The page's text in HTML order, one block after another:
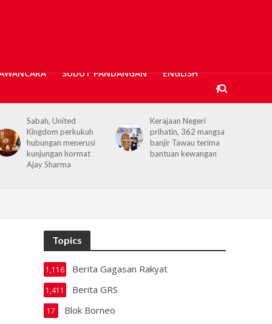
SUDUT PANDANGAN ENGLISH
Sabah, United
Kingdom perkukuh
hubungan menerusi
kunjungan hormat
Ajay Sharma
Kerajaan Negeri
prihatin, 362 mangsa
banjir Tawau terima
bantuan kewangan
Topics
Berita Gagasan Rakyat
1,116
Berita GRS
1,411
Blok Borneo
17